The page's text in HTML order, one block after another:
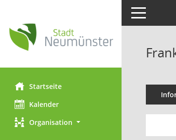
Startseite
Kalender
Organisation
Toggle